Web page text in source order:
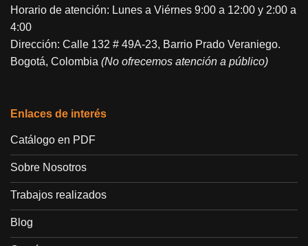
Horario de atención: Lunes a Viérnes 9:00 a 12:00 y 2:00 a
4:00
Dirección: Calle 132 # 49A-23, Barrio Prado Veraniego.
Bogotá, Colombia (No ofrecemos atención a público)
Enlaces de interés
Catálogo en PDF
Sobre Nosotros
Trabajos realizados
Blog